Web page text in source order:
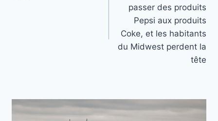
passer des produits
Pepsi aux produits
Coke, et les habitants
du Midwest perdent la
tête